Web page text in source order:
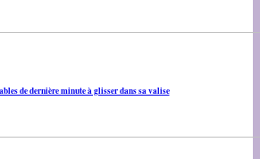
de dernière minute à glisser dans sa valise